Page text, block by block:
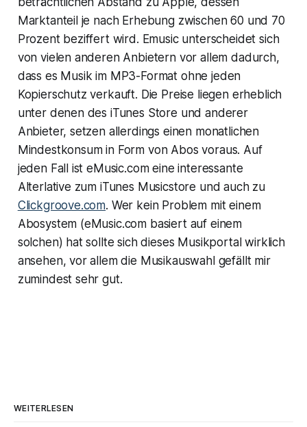
Marktanteil je nach Erhebung zwischen 60 und 70
Prozent beziffert wird. Emusic unterscheidet sich
von vielen anderen Anbietern vor allem dadurch,
dass es Musik im MP3-Format ohne jeden
Kopierschutz verkauft. Die Preise liegen erheblich
unter denen des iTunes Store und anderer
Anbieter, setzen allerdings einen monatlichen
Mindestkonsum in Form von Abos voraus. Auf
jeden Fall ist eMusic.com eine interessante
Alterlative zum iTunes Musicstore und auch zu
Clickgroove.com. Wer kein Problem mit einem
Abosystem (eMusic.com basiert auf einem
solchen) hat sollte sich dieses Musikportal wirklich
ansehen, vor allem die Musikauswahl gefällt mir
zumindest sehr gut.
WEITERLESEN